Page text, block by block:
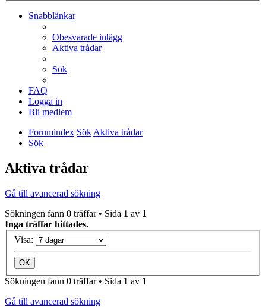
Snabblänkar
Obesvarade inlägg
Aktiva trådar
Sök
FAQ
Logga in
Bli medlem
Forumindex SökAktiva trådar
Sök
Aktiva trådar
Gå till avancerad sökning
Sökningen fann 0 träffar • Sida 1 av 1
Inga träffar hittades.
Visa:
Sökningen fann 0 träffar • Sida 1 av 1
Gå till avancerad sökning